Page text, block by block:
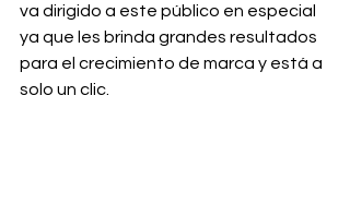
va dirigido a este público en especial
ya que les brinda grandes resultados
para el crecimiento de marca y está a
solo un clic.